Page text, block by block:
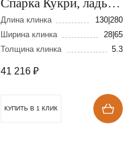
Спарка Кукри, ладья
из булатной стали
Длина клинка
130|280
Ширина клинка
28|65
Толщина клинка
5.3
41 216 ₽
КУПИТЬ В 1 КЛИК